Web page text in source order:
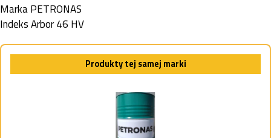
MarkaPETRONAS
IndeksArbor 46 HV
Produkty tej samej marki